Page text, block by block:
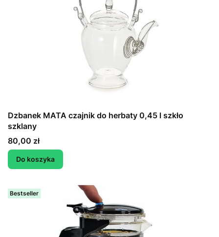
Dzbanek MATA czajnik do herbaty 0,45 l szkło
szklany
Cena
80,00 zł
Do koszyka
Bestseller